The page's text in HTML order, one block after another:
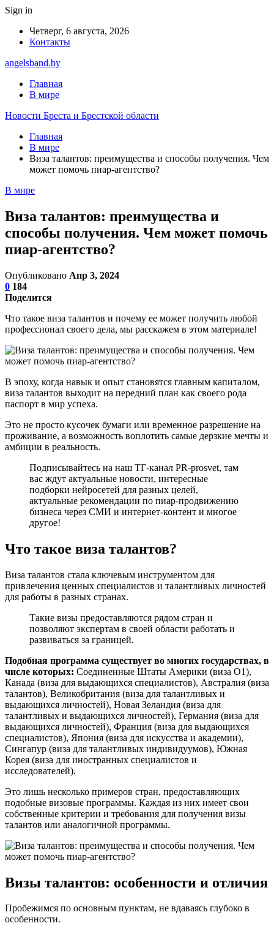
Sign in
Четверг, 6 августа, 2026
Контакты
angelsband.by
Главная
В мире
Новости Бреста и Брестской области
Главная
В мире
Виза талантов: преимущества и способы получения. Чем
может помочь пиар-агентство?
В мире
Виза талантов: преимущества и
способы получения. Чем может помочь
пиар-агентство?
Опубликовано Апр 3, 2024
0 184
Поделится
Что такое виза талантов и почему ее может получить любой
профессионал своего дела, мы расскажем в этом материале!
В эпоху, когда навык и опыт становятся главным капиталом,
виза талантов выходит на передний план как своего рода
паспорт в мир успеха.
Это не просто кусочек бумаги или временное разрешение на
проживание, а возможность воплотить самые дерзкие мечты и
амбиции в реальность.
Подписывайтесь на наш ТГ-канал PR-prosvet, там
вас ждут актуальные новости, интересные
подборки нейросетей для разных целей,
актуальные рекомендации по пиар-продвижению
бизнеса через СМИ и интернет-контент и многое
другое!
Что такое виза талантов?
Виза талантов стала ключевым инструментом для
привлечения ценных специалистов и талантливых личностей
для работы в разных странах.
Такие визы предоставляются рядом стран и
позволяют экспертам в своей области работать и
развиваться за границей.
Подобная программа существует во многих государствах, в
числе которых: Соединенные Штаты Америки (виза О1),
Канада (виза для выдающихся специалистов), Австралия (виза
талантов), Великобритания (виза для талантливых и
выдающихся личностей), Новая Зеландия (виза для
талантливых и выдающихся личностей), Германия (виза для
выдающихся личностей), Франция (виза для выдающихся
специалистов), Япония (виза для искусства и академии),
Сингапур (виза для талантливых индивидуумов), Южная
Корея (виза для иностранных специалистов и
исследователей).
Это лишь несколько примеров стран, предоставляющих
подобные визовые программы. Каждая из них имеет свои
собственные критерии и требования для получения визы
талантов или аналогичной программы.
Визы талантов: особенности и отличия
Пробежимся по основным пунктам, не вдаваясь глубоко в
особенности.